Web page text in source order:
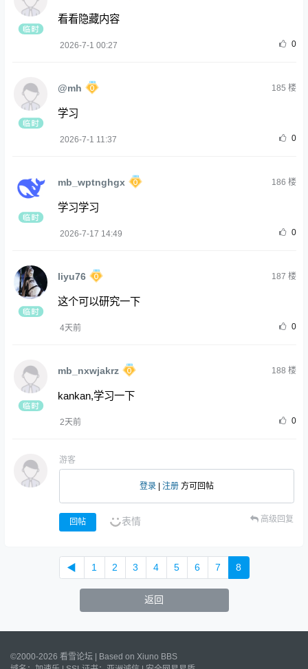
看看隐藏内容
2026-7-1 00:27 0
@mh 185 楼
学习
2026-7-1 11:37 0
mb_wptnghgx 186 楼
学习学习
2026-7-17 14:49 0
liyu76 187 楼
这个可以研究一下
4天前 0
mb_nxwjakrz 188 楼
kankan,学习一下
2天前 0
游客
登录 注册 方可回帖
回帖 表情 高级回复
◀ 1 2 3 4 5 6 7 8
返回
©2000-2026 看雪论坛 | Based on Xiuno BBS